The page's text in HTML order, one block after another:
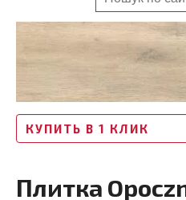
КУПИТЬ В 1 КЛИК
Плитка